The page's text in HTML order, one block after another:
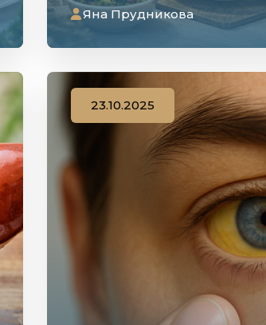
Яна Прудникова
23.10.2025